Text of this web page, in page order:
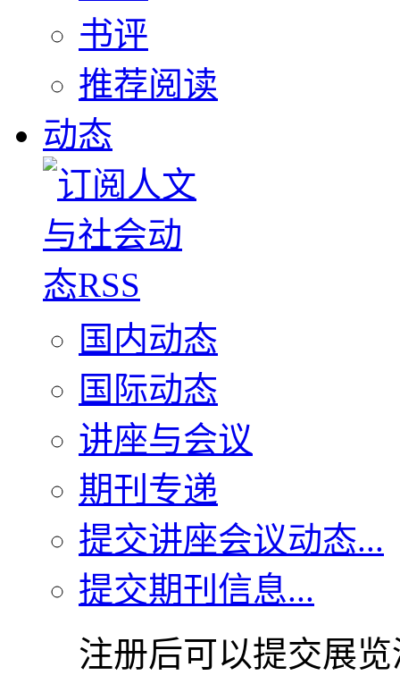
书评
推荐阅读
动态
国内动态
国际动态
讲座与会议
期刊专递
提交讲座会议动态...
提交期刊信息...
注册后可以提交展